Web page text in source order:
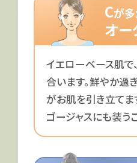
Cが
オー
イエローベース肌で
合います。鮮やか過
がお肌を引き立てま
ゴージャスにも装う